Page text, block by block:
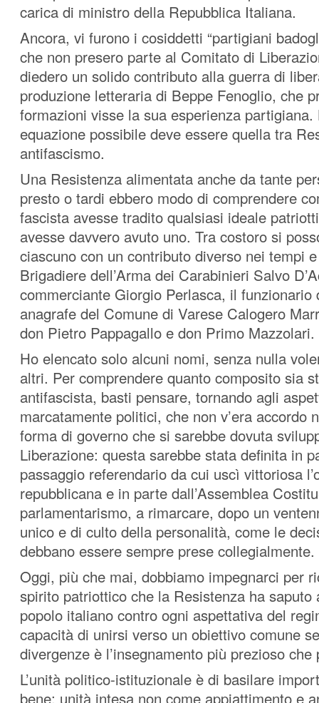
carica di ministro della Repubblica Italiana.
Ancora, vi furono i cosiddetti “partigiani
che non presero parte al Comitato di
diedero un solido contributo alla guerra di
produzione letteraria di Beppe Fenoglio, che
formazioni visse la sua esperienza partigiana.
equazione possibile deve essere quella tra
antifascismo.
Una Resistenza alimentata anche da tante
presto o tardi ebbero modo di comprendere
fascista avesse tradito qualsiasi ideale
avesse davvero avuto uno. Tra costoro si
ciascuno con un contributo diverso nei tempi
Brigadiere dell’Arma dei Carabinieri Salvo
commerciante Giorgio Perlasca, il funzionario
anagrafe del Comune di Varese Calogero
don Pietro Pappagallo e don Primo Mazzolari.
Ho elencato solo alcuni nomi, senza nulla
altri. Per comprendere quanto composito sia
antifascista, basti pensare, tornando agli
marcatamente politici, che non v’era accordo
forma di governo che si sarebbe dovuta
Liberazione: questa sarebbe stata definita in
passaggio referendario da cui uscì vittoriosa
repubblicana e in parte dall’Assemblea
parlamentarismo, a rimarcare, dopo un
unico e di culto della personalità, come le
debbano essere sempre prese collegialmente.
Oggi, più che mai, dobbiamo impegnarci per
spirito patriottico che la Resistenza ha saputo
popolo italiano contro ogni aspettativa del
capacità di unirsi verso un obiettivo comune
divergenze è l’insegnamento più prezioso
L’unità politico-istituzionale è di basilare
bene: unità intesa non come appiattimento e